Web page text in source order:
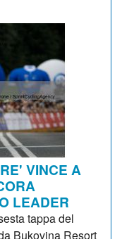
VINCE A
LEADER
tappa del
Bukovina Resort